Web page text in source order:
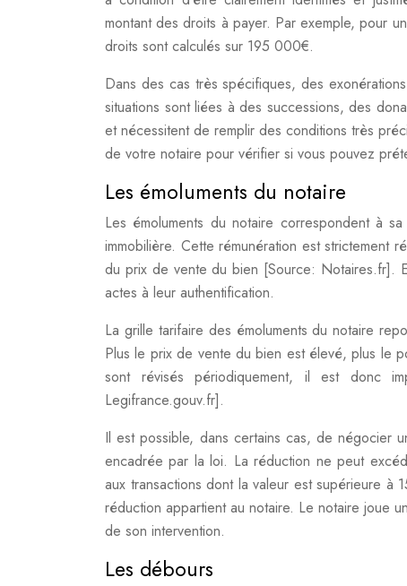
montant des droits à payer. Par exemple, pour
droits sont calculés sur 195 000€.
Dans des cas très spécifiques, des
situations sont liées à des successions, des
et nécessitent de remplir des conditions très
de votre notaire pour vérifier si vous pouvez
Les émoluments du notaire
Les émoluments du notaire correspondent à
immobilière. Cette rémunération est strictement
du prix de vente du bien [Source: Notaires.fr].
actes à leur authentification.
La grille tarifaire des émoluments du notaire
Plus le prix de vente du bien est élevé, plus le
sont révisés périodiquement, il est donc
Legifrance.gouv.fr].
Il est possible, dans certains cas, de négocier
encadrée par la loi. La réduction ne peut
aux transactions dont la valeur est supérieure
réduction appartient au notaire. Le notaire joue
de son intervention.
Les débours